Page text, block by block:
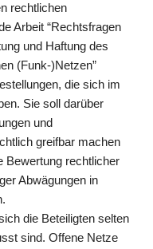
rechtlichen
Arbeit “Rechtsfragen
und Haftung des
(Funk-)Netzen”
die sich im
Sie soll darüber
und
greifbar machen
Bewertung rechtlicher
Abwägungen in
die Beteiligten selten
sind. Offene Netze